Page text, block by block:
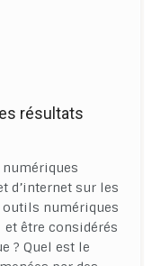
résultats
d’internet sur les
outils numériques
être considérés
? Quel est le